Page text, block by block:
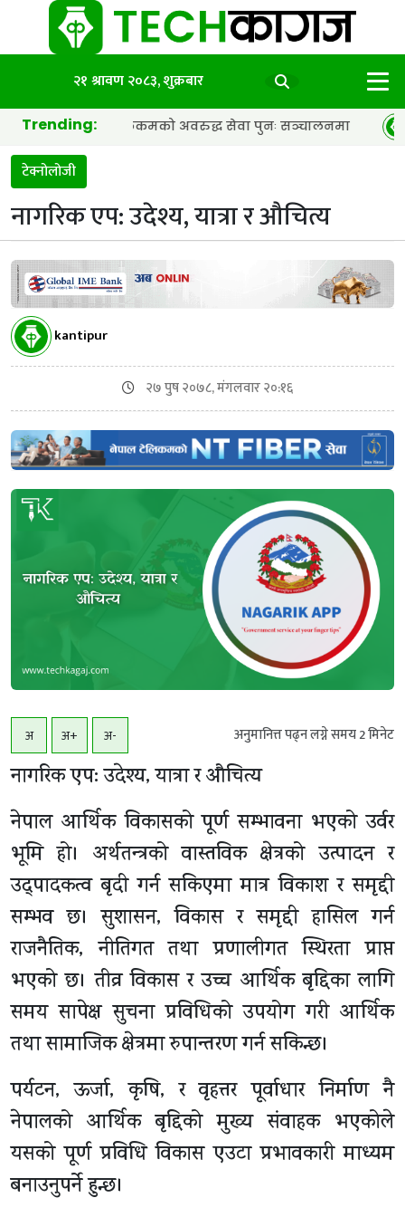
२१ श्रावण २०८३, शुक्रबार
Trending:
टेलिकमको अवरुद्ध सेवा पुनः सञ्चालनमा सोलिडकोर
टेक्नोलोजी
नागरिक एप: उदेश्य, यात्रा र औचित्य
kantipur
२७ पुष २०७८, मंगलवार २०:१६
अ अ+ अ- अनुमानित्त पढ्न लग्ने समय2मिनेट
नागरिक एप: उदेश्य, यात्रा र औचित्य
नेपाल आर्थिक विकासको पूर्ण सम्भावना भएको उर्वर
भूमि हो। अर्थतन्त्रको वास्तविक क्षेत्रको उत्पादन र
उद्पादकत्व बृदी गर्न सकिएमा मात्र विकाश र समृद्दी
सम्भव छ। सुशासन, विकास र समृद्दी हासिल गर्न
राजनैतिक, नीतिगत तथा प्रणालीगत स्थिरता प्राप्त
भएको छ। तीव्र विकास र उच्च आर्थिक बृद्दिका लागि
समय सापेक्ष सुचना प्रविधिको उपयोग गरी आर्थिक
तथा सामाजिक क्षेत्रमा रुपान्तरण गर्न सकिन्छ।
पर्यटन, ऊर्जा, कृषि, र वृहत्तर पूर्वाधार निर्माण नै
नेपालको आर्थिक बृद्दिको मुख्य संवाहक भएकोले
यसको पूर्ण प्रविधि विकास एउटा प्रभावकारी माध्यम
बनाउनुपर्ने हुन्छ।